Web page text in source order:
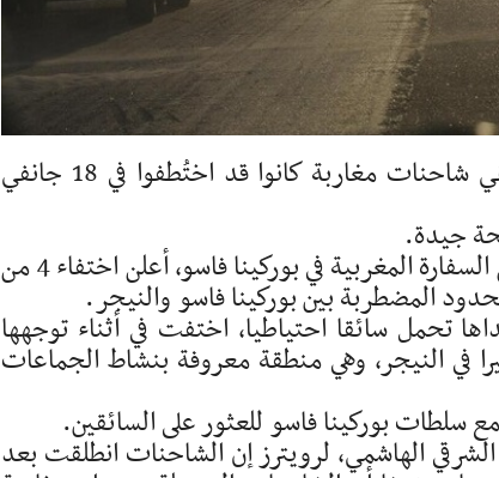
أعلنت حكومة جمهورية مالي أنه تم تحرير 4 سائقي شاحنات مغاربة كانوا قد اختُطفوا في 18 جانفي
جيدة.
وفي وقت سابق، ذكرت وكالة "رويترز"، أن مصدرا من السفارة المغربية في بوركينا فاسو، أعلن اختفاء 4 من
المضطربة بين بوركينا فاسو والنيجر.
تحمل سائقا احتياطيا، اختفت في أثناء توجهها
في النيجر، وهي منطقة معروفة بنشاط الجماعات
سلطات بوركينا فاسو للعثور على السائقين.
الهاشمي، لرويترز إن الشاحنات انطلقت بعد